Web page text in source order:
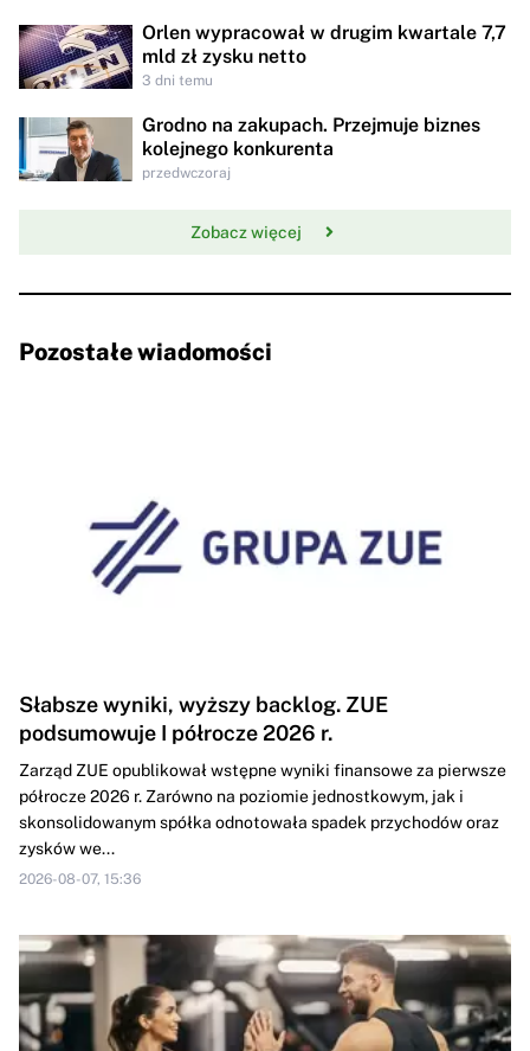
Orlen wypracował w drugim kwartale 7,7
mld zł zysku netto
3 dni temu
Grodno na zakupach. Przejmuje biznes
kolejnego konkurenta
przedwczoraj
Zobacz więcej
Pozostałe wiadomości
Słabsze wyniki, wyższy backlog. ZUE
podsumowuje I półrocze 2026 r.
Zarząd ZUE opublikował wstępne wyniki finansowe za pierwsze
półrocze 2026 r. Zarówno na poziomie jednostkowym, jak i
skonsolidowanym spółka odnotowała spadek przychodów oraz
zysków we...
2026-08-07, 15:36